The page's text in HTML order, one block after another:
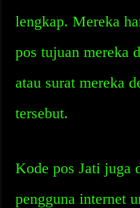
lengkap. Mereka
pos tujuan mereka
atau surat mereka
tersebut.
Kode pos Jati juga
pengguna internet